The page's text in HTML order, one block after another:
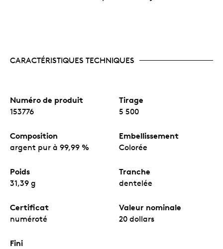
CARACTÉRISTIQUES TECHNIQUES
Numéro de produit
153776
Tirage
5 500
Composition
argent pur à 99,99 %
Embellissement
Colorée
Poids
31,39 g
Tranche
dentelée
Certificat
numéroté
Valeur nominale
20 dollars
Fini